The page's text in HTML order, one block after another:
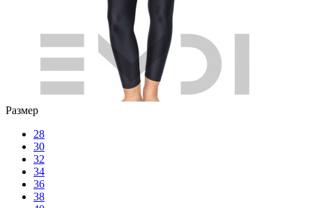
Размер
28
30
32
34
36
38